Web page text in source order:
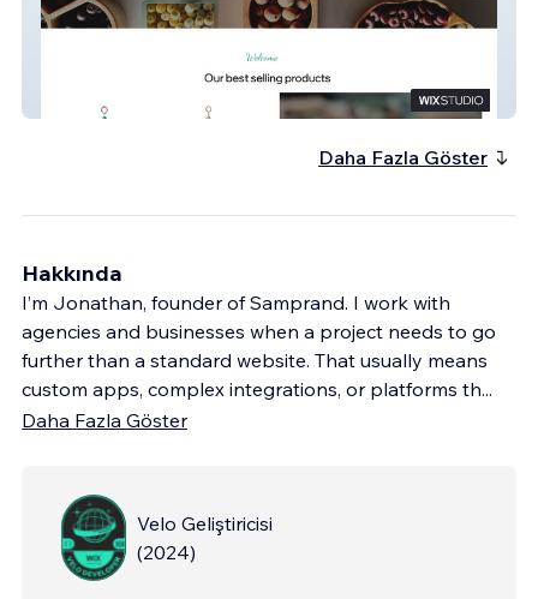
Chimes by Design
Daha Fazla Göster
Hakkında
I’m Jonathan, founder of Samprand. I work with
agencies and businesses when a project needs to go
further than a standard website. That usually means
custom apps, complex integrations, or platforms th...
Daha Fazla Göster
Velo Geliştiricisi
(2024)